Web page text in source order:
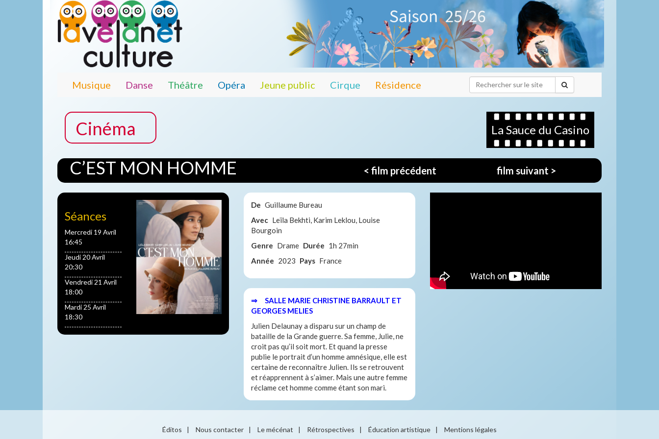
Musique Danse Théâtre Opéra Jeune public Cirque Résidence
Cinéma La Sauce du Casino
C’EST MON HOMME < film précédent film suivant >
Séances
Mercredi 19 Avril
16:45
Jeudi 20 Avril
20:30
Vendredi 21 Avril
18:00
Mardi 25 Avril
18:30
De Guillaume Bureau
Avec Leïla Bekhti, Karim Leklou, Louise
Bourgoin
Genre Drame Durée 1h 27min
Année 2023 Pays France
⇒ SALLE MARIE CHRISTINE BARRAULT ET
GEORGES MELIES
Julien Delaunay a disparu sur un champ de
bataille de la Grande guerre. Sa femme, Julie, ne
croit pas qu’il soit mort. Et quand la presse
publie le portrait d’un homme amnésique, elle est
certaine de reconnaître Julien. Ils se retrouvent
et réapprennent à s’aimer. Mais une autre femme
réclame cet homme comme étant son mari.
Éditos | Nous contacter | Le mécénat | Rétrospectives | Éducation artistique | Mentions légales